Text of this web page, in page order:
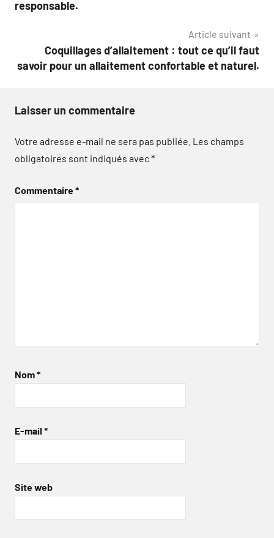
responsable.
Article suivant
Coquillages d’allaitement : tout ce qu’il faut
savoir pour un allaitement confortable et naturel.
Laisser un commentaire
Votre adresse e-mail ne sera pas publiée. Les champs
obligatoires sont indiqués avec*
Commentaire*
Nom*
E-mail *
Site web